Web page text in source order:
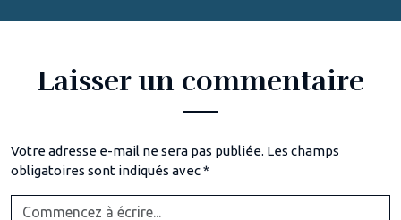
Laisser un commentaire
Votre adresse e-mail ne sera pas publiée. Les champs
obligatoires sont indiqués avec*